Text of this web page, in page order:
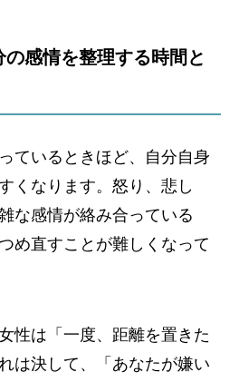
感情を整理する時間と
ているときほど、自分自身
くなります。怒り、悲し
な感情が絡み合っている
め直すことが難しくなって
性は「一度、距離を置きた
は決して、「あなたが嫌い